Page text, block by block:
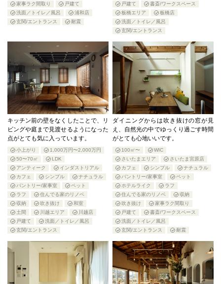
家事ラク間取り
戸建て
洗面／トイレ／風呂
浦和店
玄関/エントランス
耐震
戸建て
書斎/ワークスペース
板橋エリア
板橋店
洗面／トイレ／風呂
玄関/エントランス
キッチン前の壁をなくしたことで、リ
ビングや庭まで見渡せるようになった
点がとても気に入っています。
小上がり
1,000万円〜2,000万円
50〜70㎡
LDK
アンティーク
インダストリアル
カフェ
シンプル
ナチュラル
パントリー/家事室
ペット
ラフ
住んでる家のリノベ
収納
吹き抜け
和室
土間
川越エリア
川越店
戸建て
洗面／トイレ／風呂
玄関/エントランス
ダイニングからは吹き抜けの窓が見
え、自然光の中でゆっくり過ごす時間
がとても心地いいです。
100㎡〜
WIC
さいたまエリア
さいたま宮原店
カフェ
シンプル
ナチュラル
パントリー/家事室
ペット
ホテルライク
ラフ
住んでる家のリノベ
収納
吹き抜け
家事ラク間取り
戸建て
書斎/ワークスペース
洗面／トイレ／風呂
玄関/エントランス
耐震